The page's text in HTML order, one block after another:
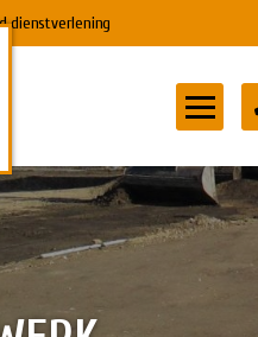
dienstverlening